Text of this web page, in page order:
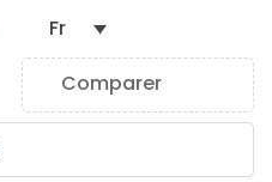
Comparer
Fr